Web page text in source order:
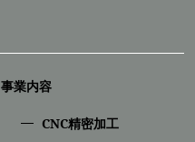
事業内容
CNC精密加⼯